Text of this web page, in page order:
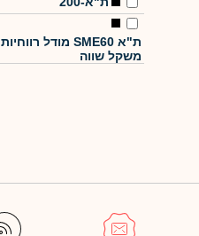
ת"א SME60 מודל רווחיות
משקל שווה